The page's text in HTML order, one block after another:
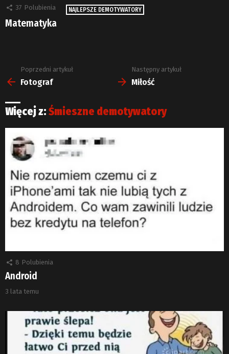
37 Polubienia NAJLEPSZE DEMOTYWATORY
Matematyka
Zobacz
więcej
Poprzedni artykuł
Fotograf
Następny artykuł
Miłość
Więcej z:Śmieszne demotywatory
8 Polubienia
Android
3 lata temu